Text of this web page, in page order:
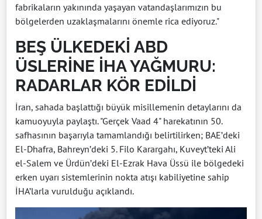
fabrikaların yakınında yaşayan vatandaşlarımızın bu
bölgelerden uzaklaşmalarını önemle rica ediyoruz."
BEŞ ÜLKEDEKİ ABD
ÜSLERİNE İHA YAĞMURU:
RADARLAR KÖR EDİLDİ
İran, sahada başlattığı büyük misillemenin detaylarını da
kamuoyuyla paylaştı. "Gerçek Vaad 4" harekatının 50.
safhasının başarıyla tamamlandığı belirtilirken; BAE’deki
El-Dhafra, Bahreyn’deki 5. Filo Karargahı, Kuveyt’teki Ali
el-Salem ve Ürdün’deki El-Ezrak Hava Üssü ile bölgedeki
erken uyarı sistemlerinin nokta atışı kabiliyetine sahip
İHA’larla vurulduğu açıklandı.